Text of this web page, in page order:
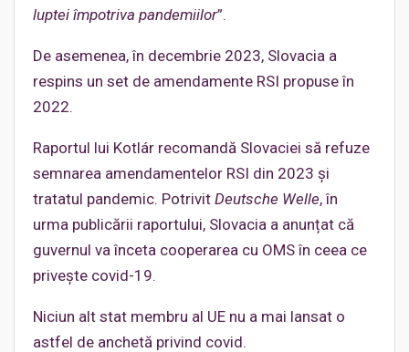
luptei împotriva pandemiilor”.
De asemenea, în decembrie 2023, Slovacia a
respins un set de amendamente RSI propuse în
2022.
Raportul lui Kotlár recomandă Slovaciei să refuze
semnarea amendamentelor RSI din 2023 și
tratatul pandemic. Potrivit Deutsche Welle, în
urma publicării raportului, Slovacia a anunțat că
guvernul va înceta cooperarea cu OMS în ceea ce
privește covid-19.
Niciun alt stat membru al UE nu a mai lansat o
astfel de anchetă privind covid.